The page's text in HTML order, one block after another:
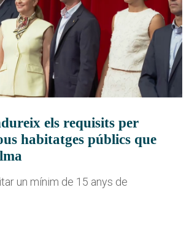
els requisits per
habitatges públics que
un mínim de 15 anys de